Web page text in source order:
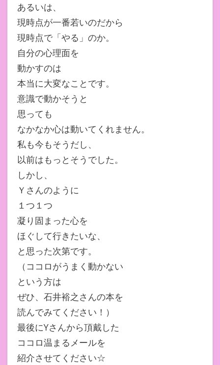
あるいは、
現時点が一番若いのだから
現時点で「やる」のか。
自分の心理面を
動かすのは
本当に大変なことです。
意識で動かそうと
思っても
なかなか心は動いてくれません。
私も今もそうだし、
以前はもっとそうでした。
しかし、
Ｙさんのように
１つ１つ
凝り固まった心を
ほぐして行きたいな、
と思った次第です。
（ココロがうまく動かない
という方は
ぜひ、石井裕之さんの本を
読んでみてください！）
最後にYさんから頂戴した
ココロ温まるメールを
紹介させてください☆